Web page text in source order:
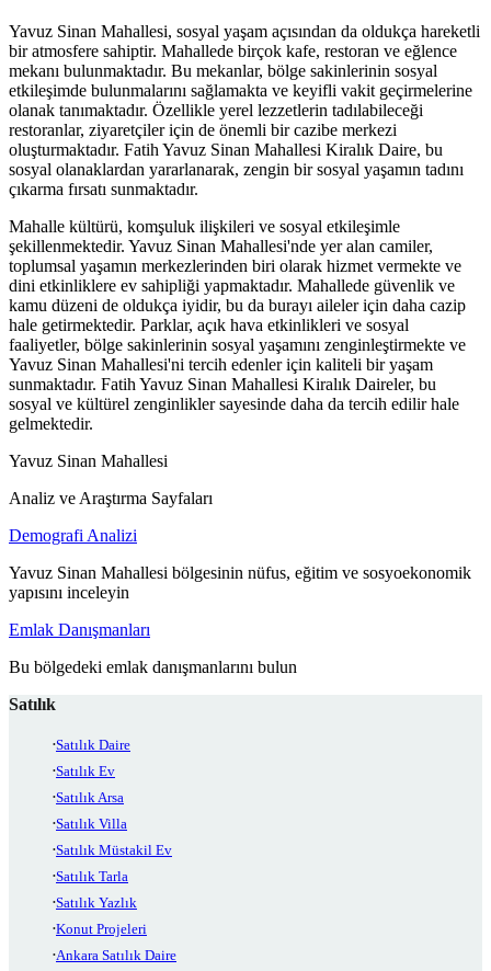
Yavuz Sinan Mahallesi, sosyal yaşam açısından da oldukça hareketli
bir atmosfere sahiptir. Mahallede birçok kafe, restoran ve eğlence
mekanı bulunmaktadır. Bu mekanlar, bölge sakinlerinin sosyal
etkileşimde bulunmalarını sağlamakta ve keyifli vakit geçirmelerine
olanak tanımaktadır. Özellikle yerel lezzetlerin tadılabileceği
restoranlar, ziyaretçiler için de önemli bir cazibe merkezi
oluşturmaktadır. Fatih Yavuz Sinan Mahallesi Kiralık Daire, bu
sosyal olanaklardan yararlanarak, zengin bir sosyal yaşamın tadını
çıkarma fırsatı sunmaktadır.
Mahalle kültürü, komşuluk ilişkileri ve sosyal etkileşimle
şekillenmektedir. Yavuz Sinan Mahallesi'nde yer alan camiler,
toplumsal yaşamın merkezlerinden biri olarak hizmet vermekte ve
dini etkinliklere ev sahipliği yapmaktadır. Mahallede güvenlik ve
kamu düzeni de oldukça iyidir, bu da burayı aileler için daha cazip
hale getirmektedir. Parklar, açık hava etkinlikleri ve sosyal
faaliyetler, bölge sakinlerinin sosyal yaşamını zenginleştirmekte ve
Yavuz Sinan Mahallesi'ni tercih edenler için kaliteli bir yaşam
sunmaktadır. Fatih Yavuz Sinan Mahallesi Kiralık Daireler, bu
sosyal ve kültürel zenginlikler sayesinde daha da tercih edilir hale
gelmektedir.
Yavuz Sinan Mahallesi
Analiz ve Araştırma Sayfaları
Demografi Analizi
Yavuz Sinan Mahallesi bölgesinin nüfus, eğitim ve sosyoekonomik
yapısını inceleyin
Emlak Danışmanları
Bu bölgedeki emlak danışmanlarını bulun
Satılık
Satılık Daire
Satılık Ev
Satılık Arsa
Satılık Villa
Satılık Müstakil Ev
Satılık Tarla
Satılık Yazlık
Konut Projeleri
Ankara Satılık Daire